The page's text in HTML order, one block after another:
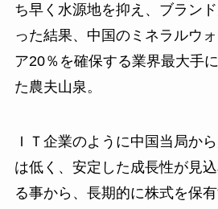
ち早く水源地を抑え、ブラン
った結果、中国のミネラルウ
ア20％を確保する業界最大手
た農夫山泉。
ＩＴ企業のように中国当局か
は低く、安定した成長性が見
る事から、長期的に株式を保有